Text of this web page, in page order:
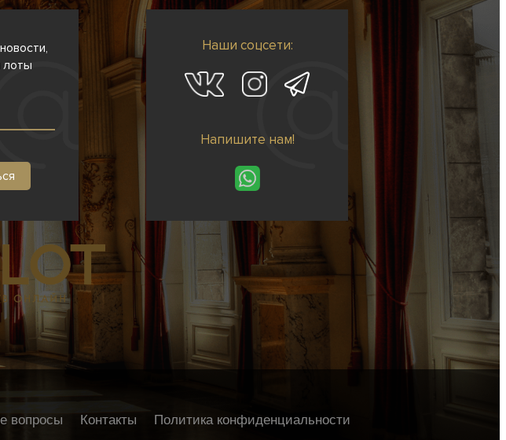
лоты
Наши соцсети:
Напишите нам!
вопросы Контакты Политика конфиденциальности